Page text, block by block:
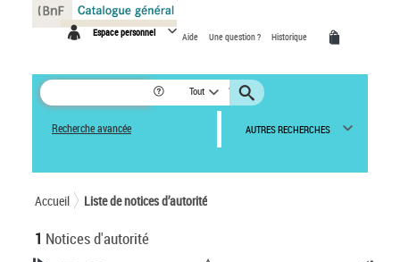
Espace personnel Aide Une question ? Historique
Tout
Recherche avancée AUTRES RECHERCHES
Accueil Liste de notices d’autorité
1 Notices d'autorité
Panneau de gestion des cookies